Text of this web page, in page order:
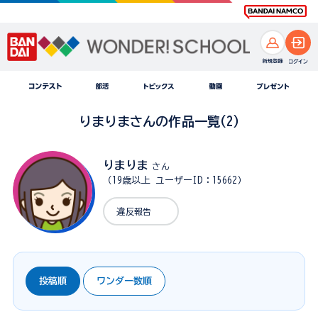
りまりまさんの作品一覧(2)
りまりま さん
（19歳以上 ユーザーID：15662）
違反報告
投稿順 ワンダー数順